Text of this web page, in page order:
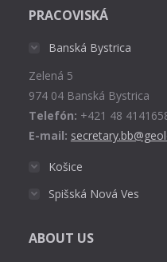
opens
window
PRACOVISKÁ
Banská Bystrica
Zelená 5
974 04 Banská Bystrica
Telefón: +421 48
E-mail:
Košice
Spišská Nová Ves
ABOUT US